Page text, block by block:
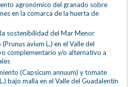
agronómico del granado sobre
en la comarca de la huerta de
sostenibilidad del Mar Menor
avium L.) en el Valle del
complementario y/o alternativo a
(Capsicum annuum) y tomate
bajo malla en el Valle del Guadalentín